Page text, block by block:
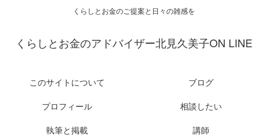
くらしとお金のご提案と日々の雑感を
くらしとお金のアドバイザー北見久美子ON LINE
このサイトについて
ブログ
プロフィール
相談したい
執筆と掲載
講師